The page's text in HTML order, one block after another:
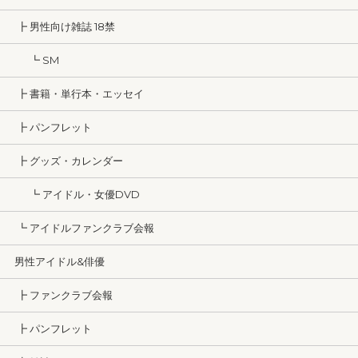
┣ 男性向け雑誌 18禁
┗ SM
┣ 書籍・単行本・エッセイ
┣ パンフレット
┣ グッズ・カレンダー
┗ アイドル・女優DVD
┗ アイドルファンクラブ会報
男性アイドル&俳優
┣ ファンクラブ会報
┣ パンフレット